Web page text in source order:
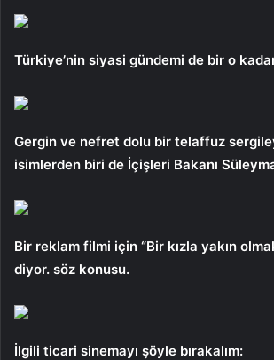
Türkiye’nin siyasi gündemi de bir o
Gergin ve nefret dolu bir telaffuz
isimlerden biri de İçişleri Bakanı
Bir reklam filmi için “Bir kızla yakın
diyor. söz konusu.
İlgili ticari sinemayı şöyle bırakalım: